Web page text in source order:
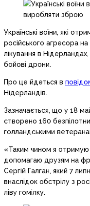
Українські воїни, які
російського агресора
лікування в
бойові дрони.
Про це йдеться в
Нідерландів.
Зазначається, що у 18
створено 160
голландськими
«Таким чином я отримую
допомагаю друзям на
Сергій Галган, який 7
внаслідок обстрілу з
ліву гомілку.